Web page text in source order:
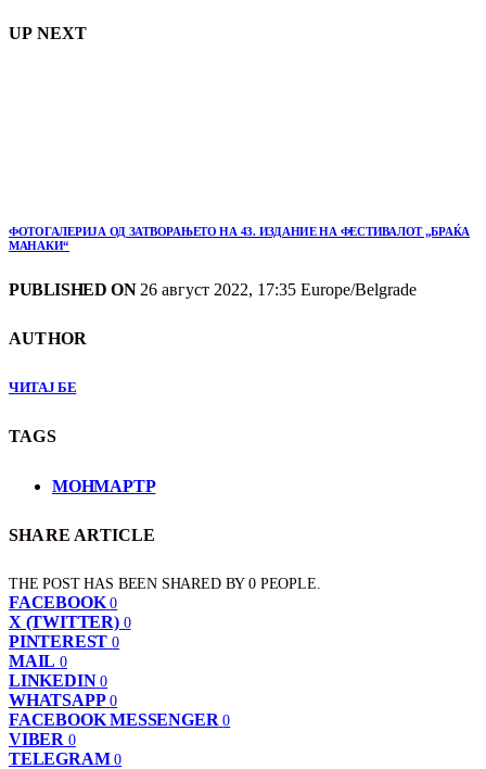
UP NEXT
ФОТОГАЛЕРИЈА ОД ЗАТВОРАЊЕТО НА 43. ИЗДАНИЕ НА ФЕСТИВАЛОТ „БРАЌА
МАНАКИ“
PUBLISHED ON26 август 2022, 17:35 Europe/Belgrade
AUTHOR
ЧИТАЈ БЕ
TAGS
МОНМАРТР
SHARE ARTICLE
THE POST HAS BEEN SHARED BY0 PEOPLE.
FACEBOOK 0
X (TWITTER) 0
PINTEREST 0
MAIL 0
LINKEDIN 0
WHATSAPP 0
FACEBOOK MESSENGER 0
VIBER 0
TELEGRAM 0